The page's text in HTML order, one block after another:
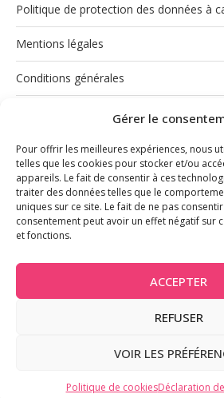
Gérer le
Pour offrir les meilleures expériences, nous
telles que les cookies pour stocker et/ou
appareils. Le fait de consentir à ces
traiter des données telles que le
uniques sur ce site. Le fait de ne pas
consentement peut avoir un effet négatif sur
et fonctions.
ACCEPTER
REFUSER
VOIR LES
Politique de cookiesDéclaration
Politique de protection des données à
Mentions légales
Conditions générales
Politique de cookies (UE)
@2026 - Tous droits
BACK TO TOP